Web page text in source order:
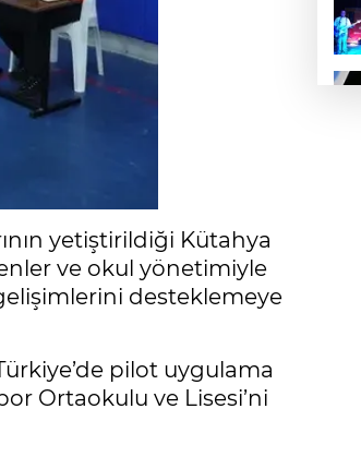
yetiştirildiği Kütahya
ve okul yönetimiyle
desteklemeye
pilot uygulama
Ortaokulu ve Lisesi’ni